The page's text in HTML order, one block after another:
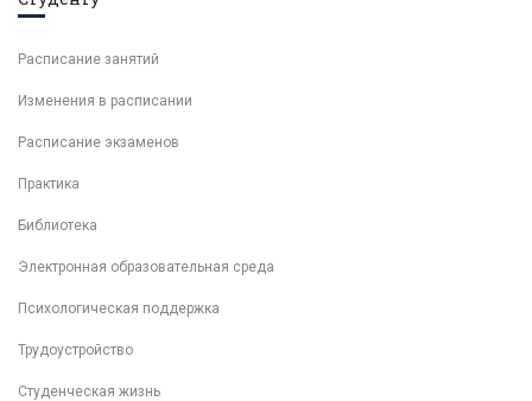
Расписание занятий
Изменения в расписании
Расписание экзаменов
Практика
Библиотека
Электронная образовательная среда
Психологическая поддержка
Трудоустройство
Студенческая жизнь